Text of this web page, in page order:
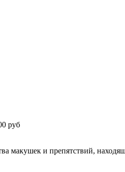
руб
макушек и препятствий,